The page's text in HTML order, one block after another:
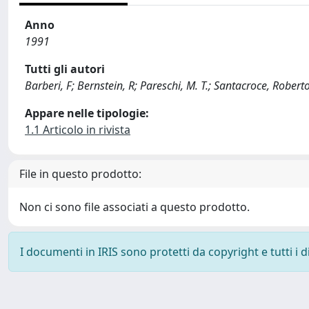
Anno
1991
Tutti gli autori
Barberi, F; Bernstein, R; Pareschi, M. T.; Santacroce,
Appare nelle tipologie:
1.1 Articolo in rivista
File in questo prodotto:
Non ci sono file associati a questo prodotto.
I documenti in IRIS sono protetti da copyright e tutti i